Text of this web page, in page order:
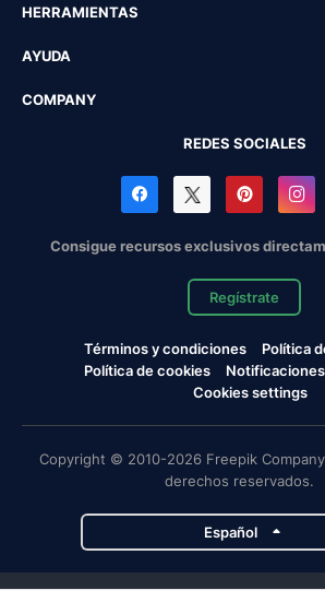
HERRAMIENTAS
AYUDA
COMPANY
REDES SOCIALES
Consigue recursos exclusivos
Regístrate
Términos y condiciones
Política
Política de cookies
Cookies settings
Copyright © 2010-2026 Freepik
derechos reservados.
Español